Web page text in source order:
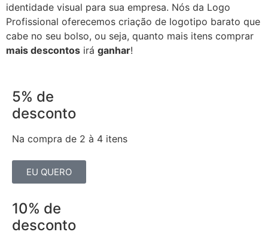
identidade visual para sua empresa. Nós da Logo
Profissional oferecemos criação de logotipo barato que
cabe no seu bolso, ou seja, quanto mais itens comprar
mais descontos irá ganhar!
5% de
desconto
Na compra de 2 à 4 itens
EU QUERO
10% de
desconto